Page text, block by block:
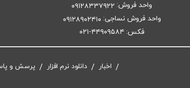
واحد فروش: ۰۹۱۲۸۳۳۷۹۲۲
واحد فروش نساجی: ۰۹۱۲۸۹۰۲۴۱۰
فکس: ۴۴۹۰۹۵۸۴-۰۲۱
پرسش و دانلود نرم افزار اخبار